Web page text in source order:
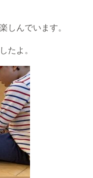
しんでいます。
たよ。